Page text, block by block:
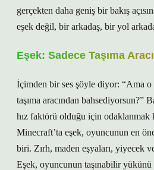
gerçekten daha geniş bir bakış
eşek değil, bir arkadaş, bir yol
Eşek: Sadece Taşıma
İçimden bir ses şöyle diyor: “Ama o
taşıma aracından bahsediyorsun?”
hız faktörü olduğu için odaklanmak
Minecraft’ta eşek, oyuncunun en
biri. Zırh, maden eşyaları, yiyecek
Eşek, oyuncunun taşınabilir yükünü